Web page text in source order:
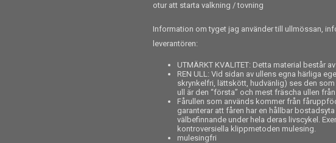
otur att starta valkning / tovning
Information om tyget jag använder till ullmössan,
leverantören:
UTMÄRKT KVALITET: Detta material består av
REN ULL: Vid sidan av ullens egna härliga
skrynkelfri, lättskött, hudvänlig) ses den
ull är den “första” och mest fräscha ullen
Fårullen som används kommer från
garanterar att fåren har en hållbar
välbefinnande under hela deras livscykel.
kontroversiella klippmetoden mulesing.
mulesingfri